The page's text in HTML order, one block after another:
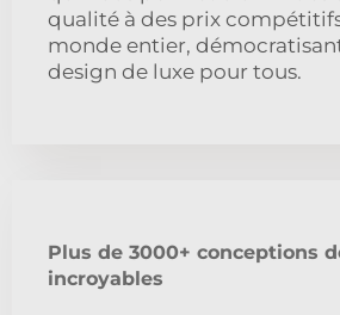
qualité à des prix
monde entier,
design de luxe pour tous.
Plus de 3000+ conceptions
incroyables